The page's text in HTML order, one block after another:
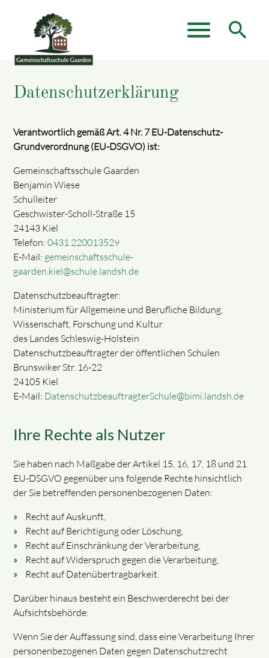
menu search
Suchbegriffe
Datenschutzerklärung
Verantwortlich gemäß Art. 4 Nr. 7 EU-Datenschutz-
Grundverordnung (EU-DSGVO) ist:
Gemeinschaftsschule Gaarden
Benjamin Wiese
Schulleiter
Geschwister-Scholl-Straße 15
24143 Kiel
Telefon:0431 220013529
E-Mail: gemeinschaftsschule-
gaarden.kiel@schule.landsh.de
Datenschutzbeauftragter:
Ministerium für Allgemeine und Berufliche Bildung,
Wissenschaft, Forschung und Kultur
des Landes Schleswig-Holstein
Datenschutzbeauftragter der öffentlichen Schulen
Brunswiker Str. 16-22
24105 Kiel
E-Mail: DatenschutzbeauftragterSchule@bimi.landsh.de
Ihre Rechte als Nutzer
Sie haben nach Maßgabe der Artikel 15, 16, 17, 18 und 21
EU-DSGVO gegenüber uns folgende Rechte hinsichtlich
der Sie betreffenden personenbezogenen Daten:
Recht auf Auskunft,
Recht auf Berichtigung oder Löschung,
Recht auf Einschränkung der Verarbeitung,
Recht auf Widerspruch gegen die Verarbeitung,
Recht auf Datenübertragbarkeit.
Darüber hinaus besteht ein Beschwerderecht bei der
Aufsichtsbehörde:
Wenn Sie der Auffassung sind, dass eine Verarbeitung Ihrer
personenbezogenen Daten gegen Datenschutzrecht